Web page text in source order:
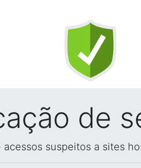
de
suspeitos a sites